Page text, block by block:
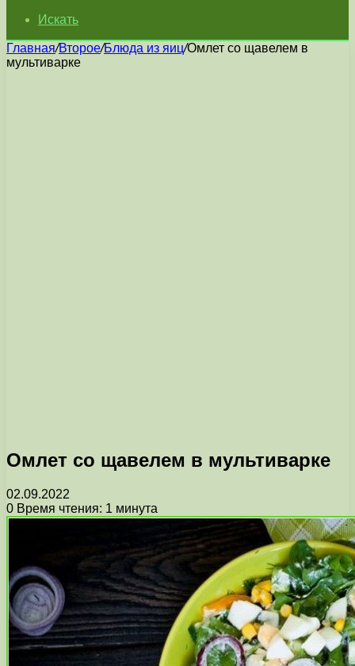
Искать
Главная/Второе/Блюда из яиц/Омлет со щавелем в
мультиварке
Омлет со щавелем в мультиварке
02.09.2022
0 Время чтения: 1 минута